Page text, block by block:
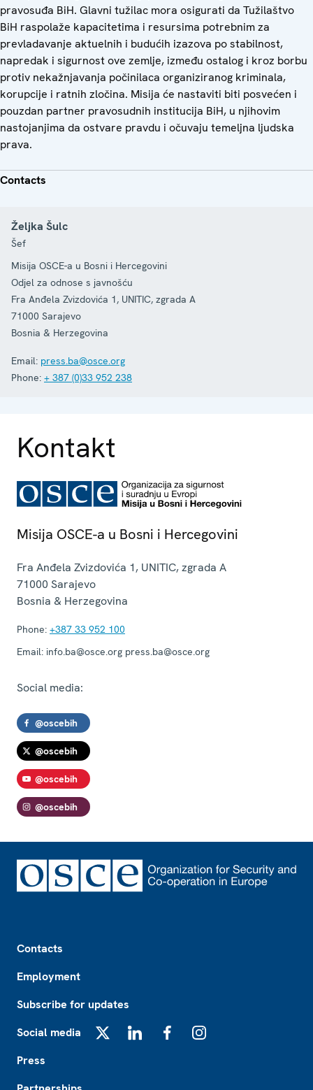
pravosuđa BiH. Glavni tužilac mora osigurati da Tužilaštvo
BiH raspolaže kapacitetima i resursima potrebnim za
prevladavanje aktuelnih i budućih izazova po stabilnost,
napredak i sigurnost ove zemlje, između ostalog i kroz borbu
protiv nekažnjavanja počinilaca organiziranog kriminala,
korupcije i ratnih zločina. Misija će nastaviti biti posvećen i
pouzdan partner pravosudnih institucija BiH, u njihovim
nastojanjima da ostvare pravdu i očuvaju temeljna ljudska
prava.
Contacts
Željka Šulc
Šef
Misija OSCE-a u Bosni i Hercegovini
Odjel za odnose s javnošću
Fra Anđela Zvizdovića 1, UNITIC, zgrada A
71000 Sarajevo
Bosnia & Herzegovina
Email: press.ba@osce.org
Phone: + 387 (0)33 952 238
Kontakt
Misija OSCE-a u Bosni i Hercegovini
Fra Anđela Zvizdovića 1, UNITIC, zgrada A
71000 Sarajevo
Bosnia & Herzegovina
Phone: +387 33 952 100
Email: info.ba@osce.org press.ba@osce.org
Social media:
@oscebih
@oscebih
@oscebih
@oscebih
Contacts
Employment
Subscribe for updates
Social media
Press